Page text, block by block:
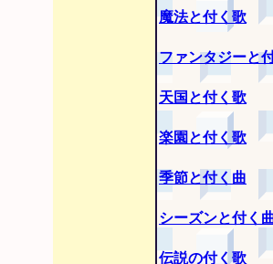
魔法と付く歌
ファンタジーと
天国と付く歌
楽園と付く歌
季節と付く曲
シーズンと付く
伝説の付く歌